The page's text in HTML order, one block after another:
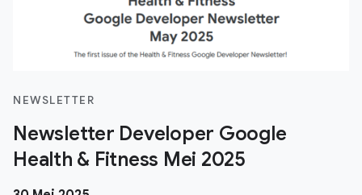
NEWSLETTER
Newsletter Developer Google
Health & Fitness Mei 2025